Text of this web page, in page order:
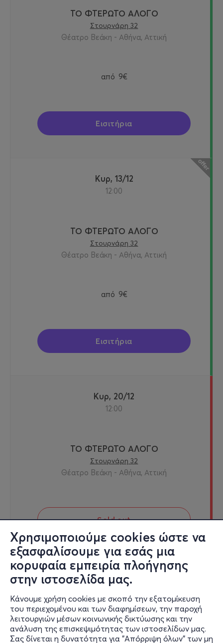
Χρησιμοποιούμε cookies ώστε να
εξασφαλίσουμε για εσάς μια
κορυφαία εμπειρία πλοήγησης
στην ιστοσελίδα μας.
Κάνουμε χρήση cookies με σκοπό την εξατομίκευση
του περιεχομένου και των διαφημίσεων, την παροχή
λειτουργιών μέσων κοινωνικής δικτύωσης και την
ανάλυση της επισκεψιμότητας των ιστοσελίδων μας.
Σας δίνεται η δυνατότητα για "Απόρριψη όλων" των μη
ΤΟ ΦΤΕΡΩΤΟ ΑΛΟΓΟ
Στουρνάρη 32
Θέατρο Βεάκη - Αθήνα, Αττική
από 9€
Εισιτήρια
Κυρ, 13/12
12:00
ΤΟ ΦΤΕΡΩΤΟ ΑΛΟΓΟ
Στουρνάρη 32
Θέατρο Βεάκη - Αθήνα, Αττική
από 9€
Εισιτήρια
Κυρ, 20/12
12:00
ΤΟ ΦΤΕΡΩΤΟ ΑΛΟΓΟ
Στουρνάρη 32
Θέατρο Βεάκη - Αθήνα, Αττική
Sold out
Κυρ, 27/12
12:00
ΤΟ ΦΤΕΡΩΤΟ ΑΛΟΓΟ
Στουρνάρη 32